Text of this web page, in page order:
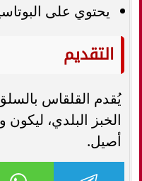
يحتوي على
التقديم
يُقدم القلقاس
الخبز البلدي،
أصيل.